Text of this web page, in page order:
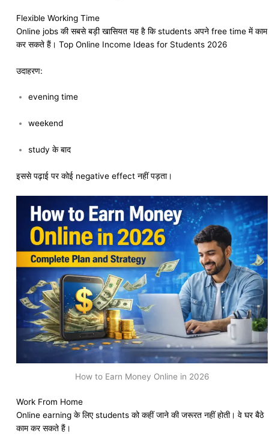
Flexible Working Time
Online jobs की सबसे बड़ी खासियत यह है कि students अपने free time में काम
कर सकते हैं। Top Online Income Ideas for Students 2026
उदाहरण:
evening time
weekend
study के बाद
इससे पढ़ाई पर कोई negative effect नहीं पड़ता।
How to Earn Money Online in 2026
Work From Home
Online earning के लिए students को कहीं जाने की जरूरत नहीं होती। वे घर बैठे
काम कर सकते हैं।